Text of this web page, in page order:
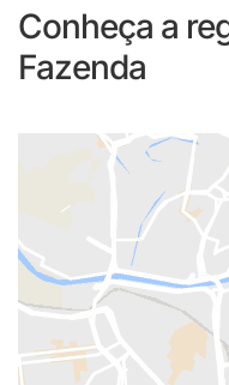
Conheça a
Fazenda